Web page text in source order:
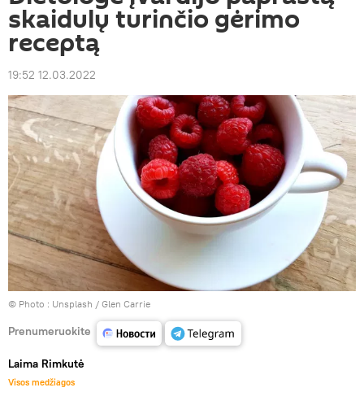
skaidulų turinčio gėrimo
receptą
19:52 12.03.2022
© Photo : Unsplash / Glen Carrie
Prenumeruokite
Laima Rimkutė
Visos medžiagos